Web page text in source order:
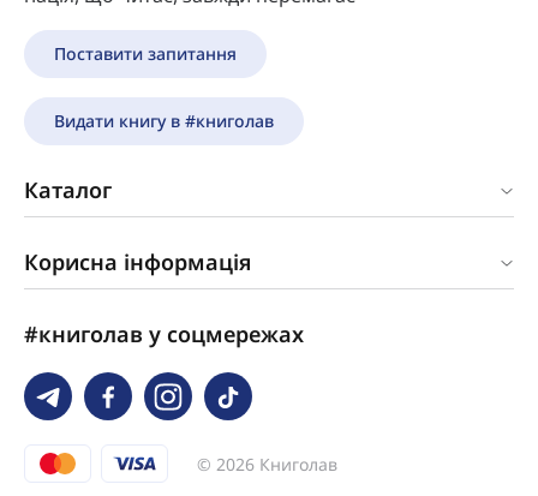
Поставити запитання
Видати книгу в #книголав
Каталог
Корисна інформація
#книголав у соцмережах
© 2026 Книголав